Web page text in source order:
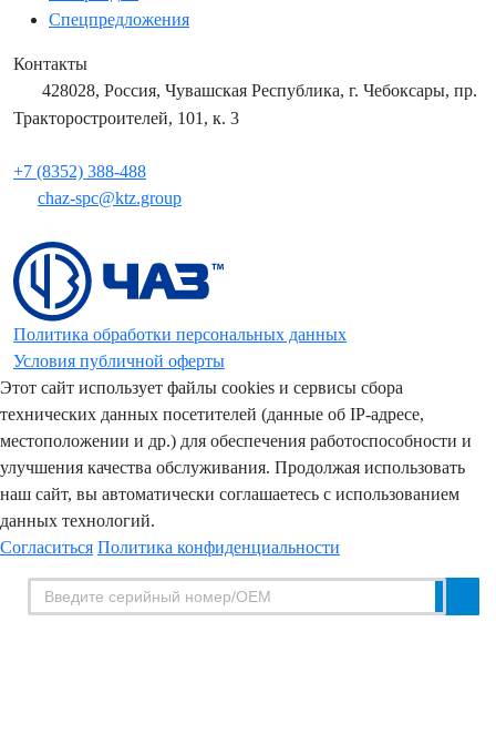
Спецпредложения
Контакты
428028, Россия, Чувашская Республика, г. Чебоксары, пр.
Тракторостроителей, 101, к. 3
+7 (8352) 388-488
chaz-spc@ktz.group
Политика обработки персональных данных
Условия публичной оферты
Этот сайт использует файлы cookies и сервисы сбора
технических данных посетителей (данные об IP-адресе,
местоположении и др.) для обеспечения работоспособности и
улучшения качества обслуживания. Продолжая использовать
наш сайт, вы автоматически соглашаетесь с использованием
данных технологий.
Согласиться Политика конфиденциальности